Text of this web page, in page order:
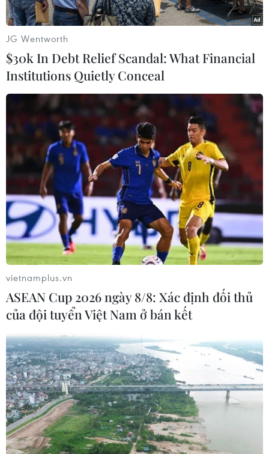
USD/cổ phiếu.
EU nối lại điều tra thỏa thuận Boeing mua
Embraer trị giá 4,2 tỷ USD
Giới chức EU quan ngại rằng giao dịch này có thể loại
Embraer khỏi vị trí nhà cạnh tranh toàn cầu lớn thứ 3 thế
giới trong ngành chế tạo máy bay thương mại.
JG Wentworth
$30k In Debt Relief Scandal: What Financial
Institutions Quietly Conceal
vietnamplus.vn
ASEAN Cup 2026 ngày 8/8: Xác định đối thủ
của đội tuyển Việt Nam ở bán kết